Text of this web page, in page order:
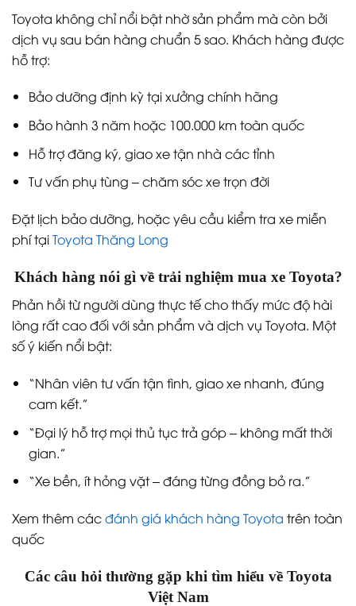
Toyota không chỉ nổi bật nhờ sản phẩm mà còn bởi
dịch vụ sau bán hàng chuẩn 5 sao. Khách hàng được
hỗ trợ:
Bảo dưỡng định kỳ tại xưởng chính hãng
Bảo hành 3 năm hoặc 100.000 km toàn quốc
Hỗ trợ đăng ký, giao xe tận nhà các tỉnh
Tư vấn phụ tùng – chăm sóc xe trọn đời
Đặt lịch bảo dưỡng, hoặc yêu cầu kiểm tra xe miễn
phí tạiToyota Thăng Long
Khách hàng nói gì về trải nghiệm mua xe Toyota?
Phản hồi từ người dùng thực tế cho thấy mức độ hài
lòng rất cao đối với sản phẩm và dịch vụ Toyota. Một
số ý kiến nổi bật:
“Nhân viên tư vấn tận tình, giao xe nhanh, đúng
cam kết.”
“Đại lý hỗ trợ mọi thủ tục trả góp – không mất thời
gian.”
“Xe bền, ít hỏng vặt – đáng từng đồng bỏ ra.”
Xem thêm cácđánh giá khách hàng Toyota trên toàn
quốc
Các câu hỏi thường gặp khi tìm hiểu về Toyota
Việt Nam